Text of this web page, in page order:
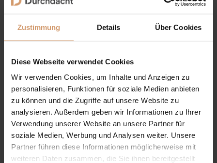
Zustimmung Details Über Cookies
Diese Webseite verwendet Cookies
Wir verwenden Cookies, um Inhalte und Anzeigen zu
personalisieren, Funktionen für soziale Medien anbieten
zu können und die Zugriffe auf unsere Website zu
analysieren. Außerdem geben wir Informationen zu Ihrer
Verwendung unserer Website an unsere Partner für
soziale Medien, Werbung und Analysen weiter. Unsere
Partner führen diese Informationen möglicherweise mit
weiteren Daten zusammen, die Sie ihnen bereitgestellt
Welche AirCube Pergola passt
zu Ihnen?
istAirCube Puredie passende Wahl. Wenn Ihre Terrasse
individueller geplant werden soll oder Sie mehr Komfort
bei Ausstattung und Beleuchtung wünschen, empfiehlt
sichAirCube Plus. Wenn Sie Ihre Pergola technisch und
optisch auf Premium-Niveau planen möchten, ist
AirCube PROdie richtige Entscheidung — besonders
dann, wenn App-Steuerung, Matt Schwarz oder ein
individueller RAL-Farbton wichtig sind.